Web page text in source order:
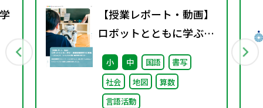
【授業レポート・動画】
ロボットとともに学ぶ！
通級指導教室での実践～
コミュニケーション力と
自己肯定感を育てる～
小 中 国語
書写
社会
地図
算数
言語活動